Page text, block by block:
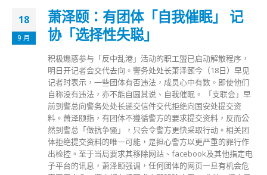
18
9 月
萧泽颐：有团体「自我催眠」 记
协「选择性失聪」
积极煽惑参与「反中乱港」活动的职工盟已启动解散程序，
明日开记者会交代去向。警务处处长萧泽颐今（18日）早见
记者时表示，一些团体有否违法，成员心中有数。即使他们
自称没有违法，亦不能自圆其说、自我催眠。 「支联会」早
前到警总向警务处处长递交信件交代拒绝向国安处提交资
料。萧泽颐指，有团体不遵循警方的要求提交资料，反而公
然到警总「做抗争骚」，只会令警方更快采取行动。相关团
体拒绝提交资料的唯一可能，是担心警方以更严重的罪行作
出检控。至于当局要求其移除网站、facebook及其他指定电
子平台的讯息，萧泽颐强调，任何团体的网页一旦有机会危